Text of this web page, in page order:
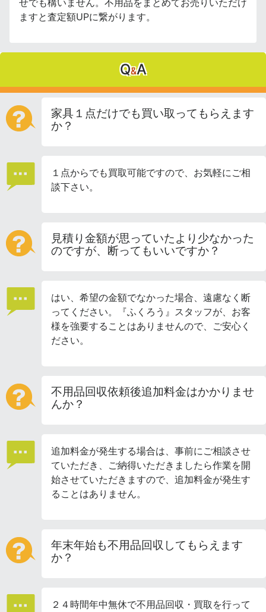
せでも構いません。不用品をまとめてお売りいただけ
ますと査定額UPに繋がります。
Q&A
家具１点だけでも買い取ってもらえます
か？
１点からでも買取可能ですので、お気軽にご相
談下さい。
見積り金額が思っていたより少なかった
のですが、断ってもいいですか？
はい、希望の金額でなかった場合、遠慮なく断
ってください。『ふくろう』スタッフが、お客
様を強要することはありませんので、ご安心く
ださい。
不用品回収依頼後追加料金はかかりませ
んか？
追加料金が発生する場合は、事前にご相談させ
ていただき、ご納得いただきましたら作業を開
始させていただきますので、追加料金が発生す
ることはありません。
年末年始も不用品回収してもらえます
か？
２４時間年中無休で不用品回収・買取を行って